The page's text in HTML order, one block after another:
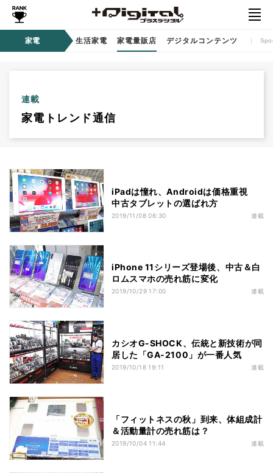
家電
計 / ウェアラブル 生活家電 家電量販店 デジタルコンテンツ
連載
家電トレンド通信
iPadは憧れ、Androidは価格重視
中古タブレットの選ばれ方
2019/11/08 06:30 連載
iPhone 11シリーズ登場後、中古＆白
ロムスマホの売れ筋に変化
2019/10/29 17:00 連載
カシオG-SHOCK、伝統と新技術が同
居した「GA-2100」が一番人気
2019/10/18 19:11 連載
「フィットネスの秋」到来、体組成計
＆活動量計の売れ筋は？
2019/10/04 11:44 連載